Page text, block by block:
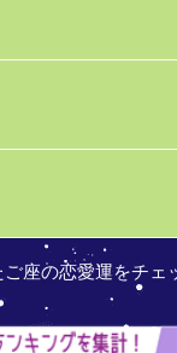
ご座の恋愛運をチェ